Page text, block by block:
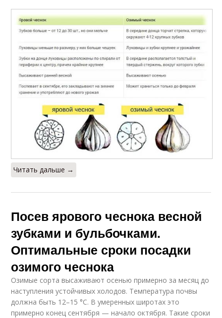
Читать дальше →
Посев ярового чеснока весной
зубками и бульбочками.
Оптимальные сроки посадки
озимого чеснока
Озимые сорта высаживают осенью примерно за месяц до
наступления устойчивых холодов. Температура почвы
должна быть 12–15 °C. В умеренных широтах это
примерно конец сентября — начало октября. Такие сроки